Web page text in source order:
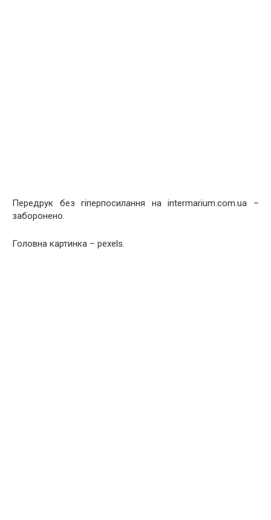
Передрук без гіперпосилання на intermarium.com.ua –
заборонено.
Головна картинка – pexels.